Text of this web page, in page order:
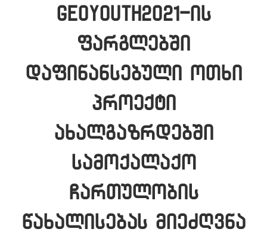
GEOYOUTH2021-ის
ფარგლებში
დაფინანსებული ოთხი
პროექტი
ახალგაზრდებში
სამოქალაქო
ჩართულობის
წახალისებას მიეძღვნა